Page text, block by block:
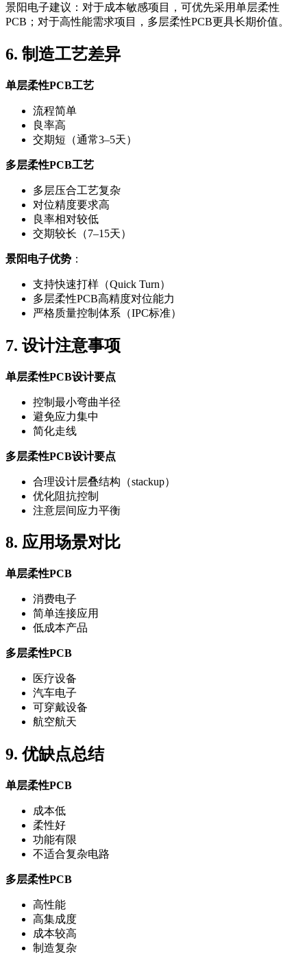
景阳电子建议：对于成本敏感项目，可优先采用单层柔性
PCB；对于高性能需求项目，多层柔性PCB更具长期价值。
6. 制造工艺差异
单层柔性PCB工艺
流程简单
良率高
交期短（通常3–5天）
多层柔性PCB工艺
多层压合工艺复杂
对位精度要求高
良率相对较低
交期较长（7–15天）
景阳电子优势 ：
支持快速打样（Quick Turn）
多层柔性PCB高精度对位能力
严格质量控制体系（IPC标准）
7. 设计注意事项
单层柔性PCB设计要点
控制最小弯曲半径
避免应力集中
简化走线
多层柔性PCB设计要点
合理设计层叠结构（stackup）
优化阻抗控制
注意层间应力平衡
8. 应用场景对比
单层柔性PCB
消费电子
简单连接应用
低成本产品
多层柔性PCB
医疗设备
汽车电子
可穿戴设备
航空航天
9. 优缺点总结
单层柔性PCB
成本低
柔性好
功能有限
不适合复杂电路
多层柔性PCB
高性能
高集成度
成本较高
制造复杂